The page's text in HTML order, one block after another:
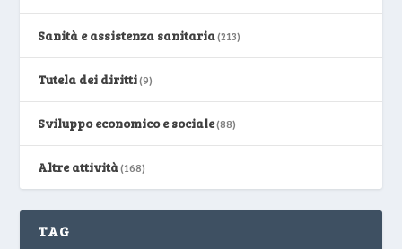
Sanità e assistenza sanitaria(213)
Tutela dei diritti(9)
Sviluppo economico e sociale(88)
Altre attività(168)
TAG